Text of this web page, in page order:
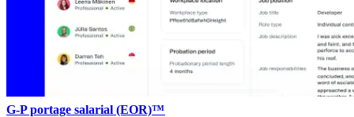
G-P portage salarial (EOR)™​​